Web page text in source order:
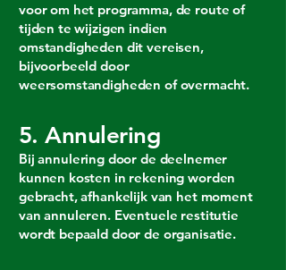
voor om het programma, de route of
tijden te wijzigen indien
omstandigheden dit vereisen,
bijvoorbeeld door
weersomstandigheden of overmacht.
5. Annulering
Bij annulering door de deelnemer
kunnen kosten in rekening worden
gebracht, afhankelijk van het moment
van annuleren. Eventuele restitutie
wordt bepaald door de organisatie.